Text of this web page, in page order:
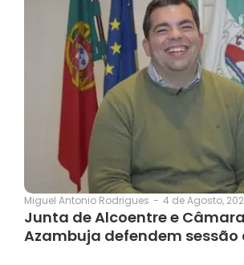
Miguel Antonio Rodrigues - 4 de Agosto,
Junta de Alcoentre e
Azambuja defendem sessão